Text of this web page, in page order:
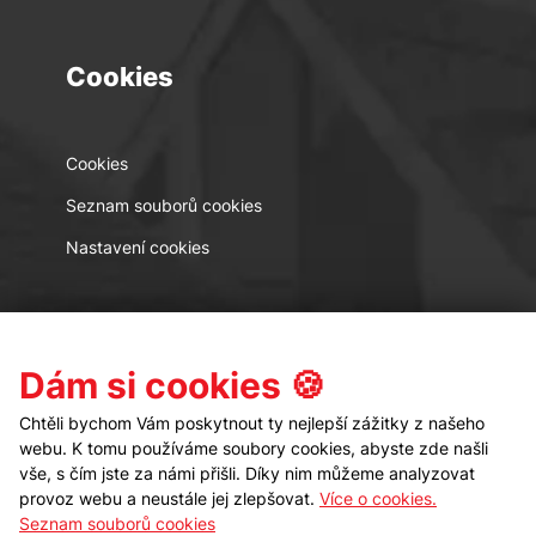
Cookies
Cookies
Seznam souborů cookies
Nastavení cookies
Kontakt Sledujte nás
Dám si cookies 🍪
Chtěli bychom Vám poskytnout ty nejlepší zážitky z našeho
webu. K tomu používáme soubory cookies, abyste zde našli
vše, s čím jste za námi přišli. Díky nim můžeme analyzovat
provoz webu a neustále jej zlepšovat. Více o cookies.
Seznam souborů cookies